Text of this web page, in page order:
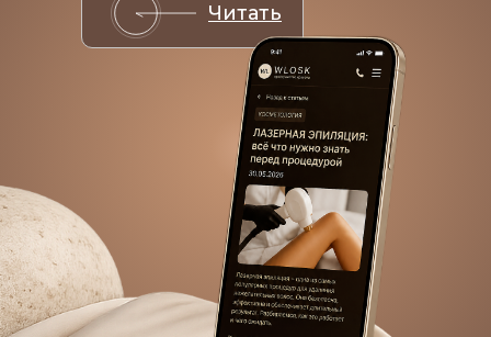
Читать